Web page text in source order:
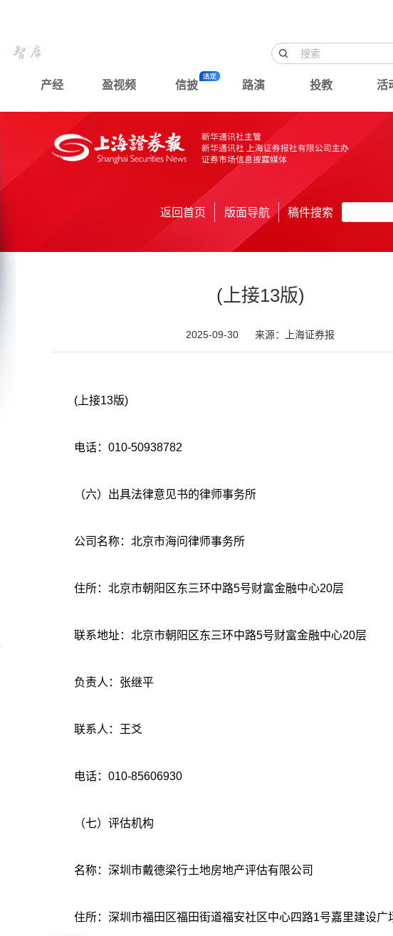
产经 盈视频 信披 路演 投教 活
返回首页 版面导航 稿件搜索
(上接13版)
2025-09-30 来源：上海证券报
(上接13版)
电话：010-50938782
（六）出具法律意见书的律师事务所
公司名称：北京市海问律师事务所
住所：北京市朝阳区东三环中路5号财富金融中心20层
联系地址：北京市朝阳区东三环中路5号财富金融中心20层
负责人：张继平
联系人：王爻
电话：010-85606930
（七）评估机构
名称：深圳市戴德梁行土地房地产评估有限公司
住所：深圳市福田区福田街道福安社区中心四路1号嘉里建设广